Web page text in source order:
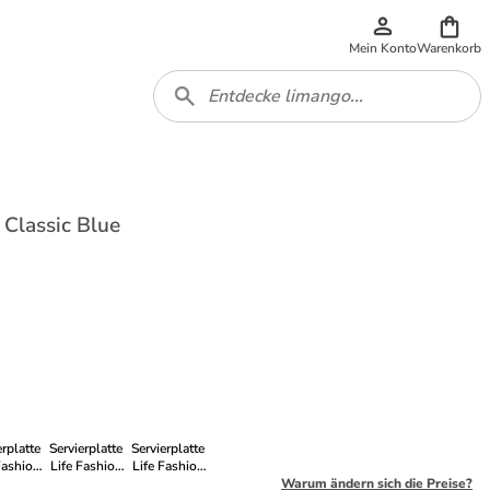
Mein KontoWarenkorb
Blue
Servierplatte
Life Fashion
Servierplatte
Life Fashion
Warum ändern sich die Preise?